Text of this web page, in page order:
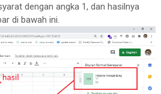
dengan angka 1, dan hasilnya
di bawah ini.